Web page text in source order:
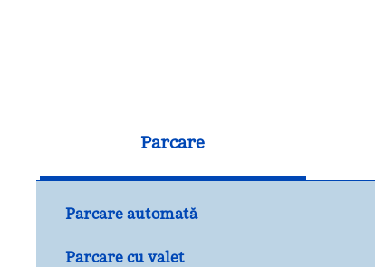
Parcare
Parcare automată
Parcare cu valet